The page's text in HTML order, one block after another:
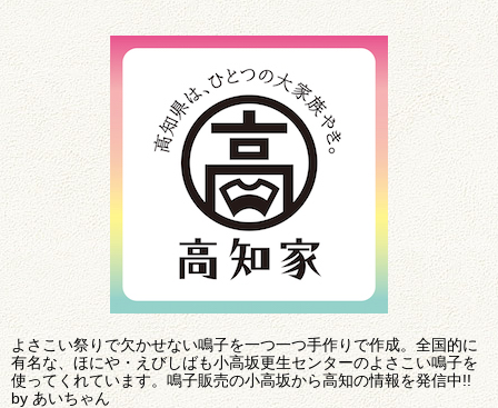
よさこい祭りで欠かせない鳴子を一つ一つ手作りで作成。全国的に
有名な、ほにや・えびしばも小高坂更生センターのよさこい鳴子を
使ってくれています。鳴子販売の小高坂から高知の情報を発信中!!
by あいちゃん